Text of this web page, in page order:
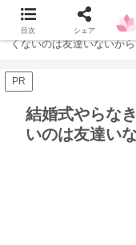
ホーム 結婚式
くないのは友達いないか
PR
結婚式やらな
いのは友達い
目次 シェア